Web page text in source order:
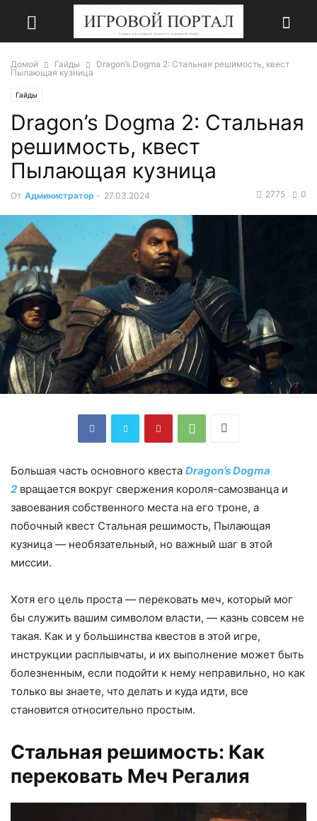
Домой Гайды
Dragon’s Dogma 2: Стальная решимость, квест
Пылающая кузница
Гайды
Dragon’s Dogma 2: Стальная
решимость, квест
Пылающая кузница
От Администратор - 27.03.2024 0
2775
Большая часть основного квеста Dragon’s Dogma
2 вращается вокруг свержения короля-самозванца и
завоевания собственного места на его троне, а
побочный квест Стальная решимость, Пылающая
кузница — необязательный, но важный шаг в этой
миссии.
Хотя его цель проста — перековать меч, который мог
бы служить вашим символом власти, — казнь совсем не
такая. Как и у большинства квестов в этой игре,
инструкции расплывчаты, и их выполнение может быть
болезненным, если подойти к нему неправильно, но как
только вы знаете, что делать и куда идти, все
становится относительно простым.
Стальная решимость: Как
перековать Меч Регалия